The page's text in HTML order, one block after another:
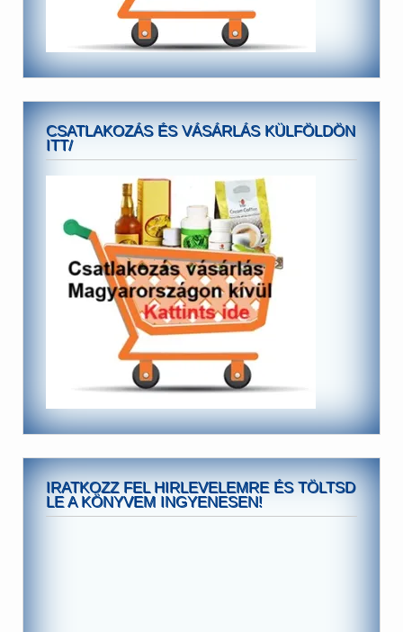
CSATLAKOZÁS ÉS VÁSÁRLÁS KÜLFÖLDÖN
ITT/
IRATKOZZ FEL HIRLEVELEMRE ÉS TÖLTSD
LE A KÖNYVEM INGYENESEN!